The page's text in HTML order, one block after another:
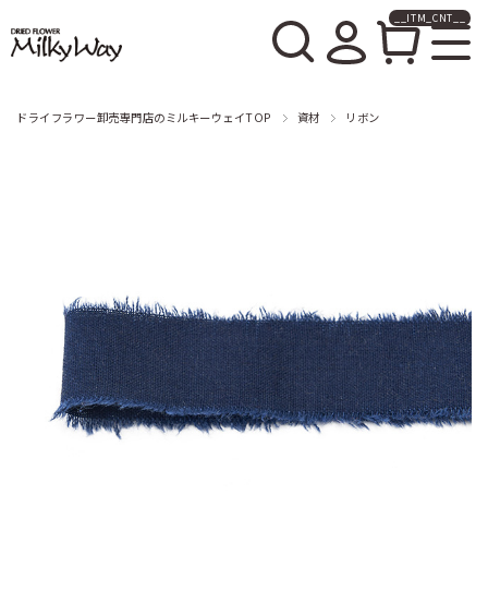
__ITM_CNT__
ドライフラワー卸売専門店のミルキーウェイTOP 資材 リボン